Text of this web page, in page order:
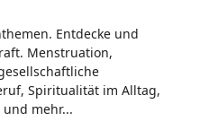
Entdecke und
Menstruation,
Spiritualität im Alltag,
mehr...